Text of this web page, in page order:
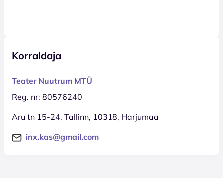
Korraldaja
Teater Nuutrum MTÜ
Reg. nr: 80576240
Aru tn 15-24, Tallinn, 10318, Harjumaa
inx.kas@gmail.com